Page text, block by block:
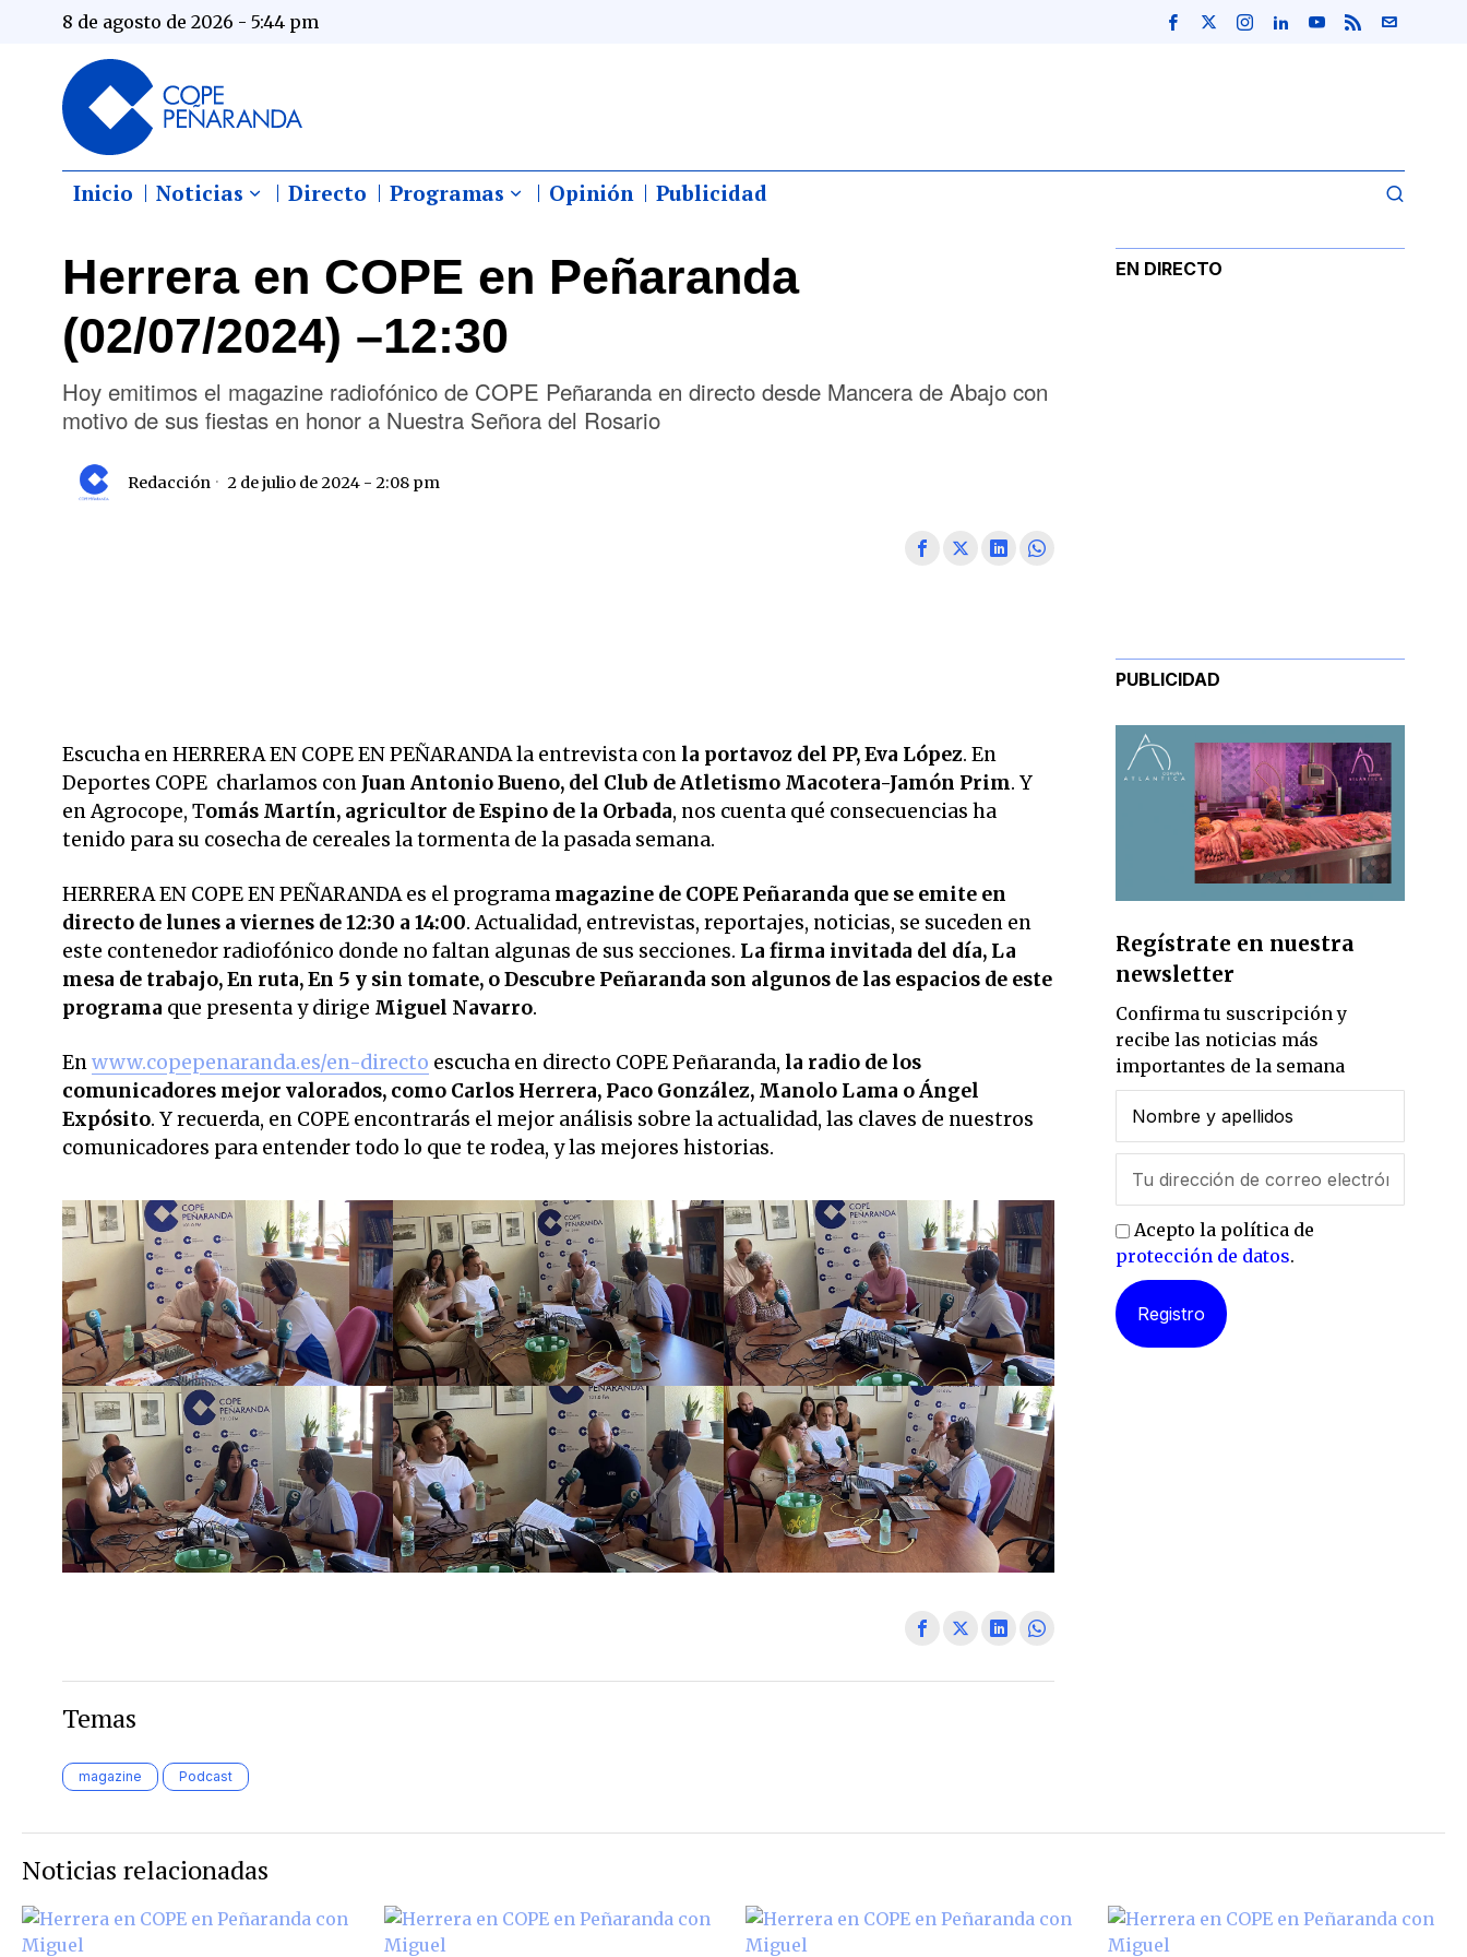
8 de agosto de 2026 - 5:44 pm
Inicio Noticias Directo Programas Opinión Publicidad
Herrera en COPE en Peñaranda
(02/07/2024) –12:30
Hoy emitimos el magazine radiofónico de COPE Peñaranda en directo desde Mancera de Abajo con
motivo de sus fiestas en honor a Nuestra Señora del Rosario
Redacción 2 de julio de 2024 - 2:08 pm
Escucha en HERRERA EN COPE EN PEÑARANDA la entrevista con la portavoz del PP, Eva López. En
Deportes COPE charlamos con Juan Antonio Bueno, del Club de Atletismo Macotera-Jamón Prim. Y
en Agrocope, Tomás Martín, agricultor de Espino de la Orbada, nos cuenta qué consecuencias ha
tenido para su cosecha de cereales la tormenta de la pasada semana.
HERRERA EN COPE EN PEÑARANDA es el programa magazine de COPE Peñaranda que se emite en
directo de lunes a viernes de 12:30 a 14:00. Actualidad, entrevistas, reportajes, noticias, se suceden en
este contenedor radiofónico donde no faltan algunas de sus secciones. La firma invitada del día, La
mesa de trabajo, En ruta, En 5 y sin tomate, o Descubre Peñaranda son algunos de las espacios de este
programa que presenta y dirige Miguel Navarro.
Enwww.copepenaranda.es/en-directo escucha en directo COPE Peñaranda, la radio de los
comunicadores mejor valorados, como Carlos Herrera, Paco González, Manolo Lama o Ángel
Expósito. Y recuerda, en COPE encontrarás el mejor análisis sobre la actualidad, las claves de nuestros
comunicadores para entender todo lo que te rodea, y las mejores historias.
Temas
magazine Podcast
EN DIRECTO
PUBLICIDAD
Regístrate en nuestra
newsletter
Confirma tu suscripción y
recibe las noticias más
importantes de la semana
Acepto la política de
protección de datos.
Noticias relacionadas